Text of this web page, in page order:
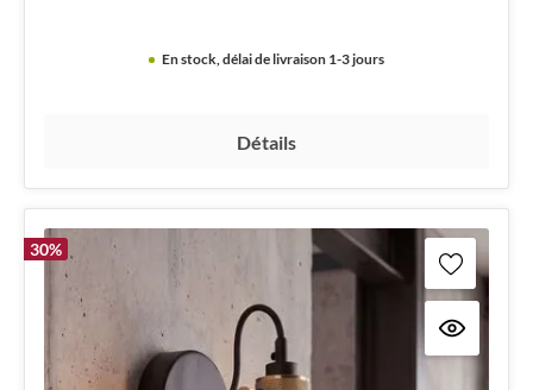
En stock, délai de livraison 1-3 jours
Détails
30%